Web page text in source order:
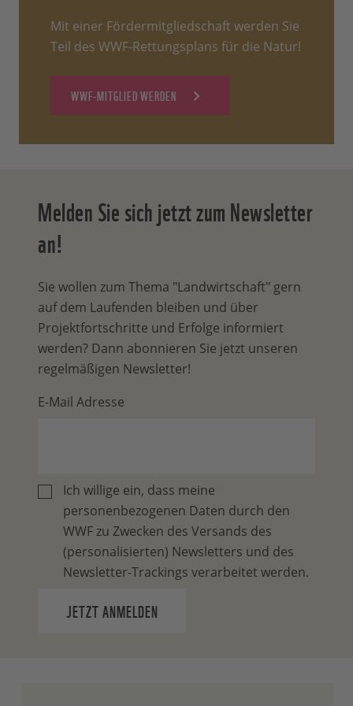
Mit einer Fördermitgliedschaft werden Sie
Teil des WWF-Rettungsplans für die Natur!
WWF-MITGLIED WERDEN
Melden Sie sich jetzt zum Newsletter
an!
Sie wollen zum Thema "Landwirtschaft" gern
auf dem Laufenden bleiben und über
Projektfortschritte und Erfolge informiert
werden? Dann abonnieren Sie jetzt unseren
regelmäßigen Newsletter!
E-Mail Adresse
Ich willige ein, dass meine
personenbezogenen Daten durch den
WWF zu Zwecken des Versands des
(personalisierten) Newsletters und des
Newsletter-Trackings verarbeitet werden.
JETZT ANMELDEN